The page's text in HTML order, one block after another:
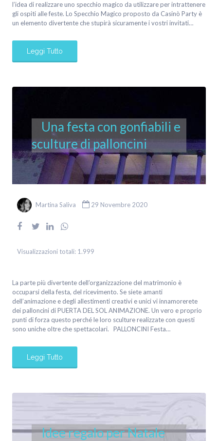
l’idea di realizzare uno specchio magico da utilizzare per intrattenere
gli ospiti alle feste. Lo Specchio Magico proposto da Casinò Party è
un elemento divertente che stupirà sicuramente i vostri invitati…
Leggi Tutto
Una festa con gonfiabili e
sculture di palloncini
Martina Saliva 29 Novembre 2020
Visualizzazioni totali: 1.999
La parte più divertente dell’organizzazione del matrimonio è
occuparsi della festa, del ricevimento. Se siete amanti
dell’animazione e degli allestimenti creativi e unici vi innamorerete
dei palloncini di PUERTA DEL SOL ANIMAZIONE. Un vero e proprio
punti di forza questo perché le loro sculture realizzate con questi
sono uniche oltre che spettacolari. PALLONCINI Festa…
Leggi Tutto
Idee regalo per Natale